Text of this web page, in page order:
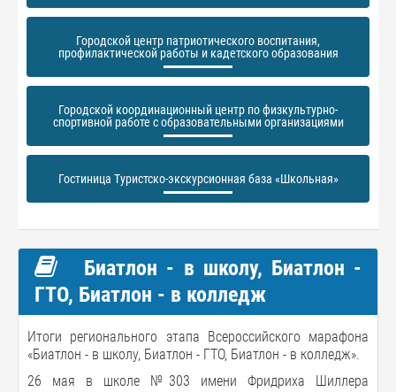
Городской центр патриотического воспитания,
профилактической работы и кадетского образования
Городской координационный центр по физкультурно-
спортивной работе с образовательными организациями
Гостиница Туристско-экскурсионная база «Школьная»
Биатлон - в школу, Биатлон -
ГТО, Биатлон - в колледж
Итоги регионального этапа Всероссийского марафона
«Биатлон - в школу, Биатлон - ГТО, Биатлон - в колледж».
26 мая в школе №303 имени Фридриха Шиллера